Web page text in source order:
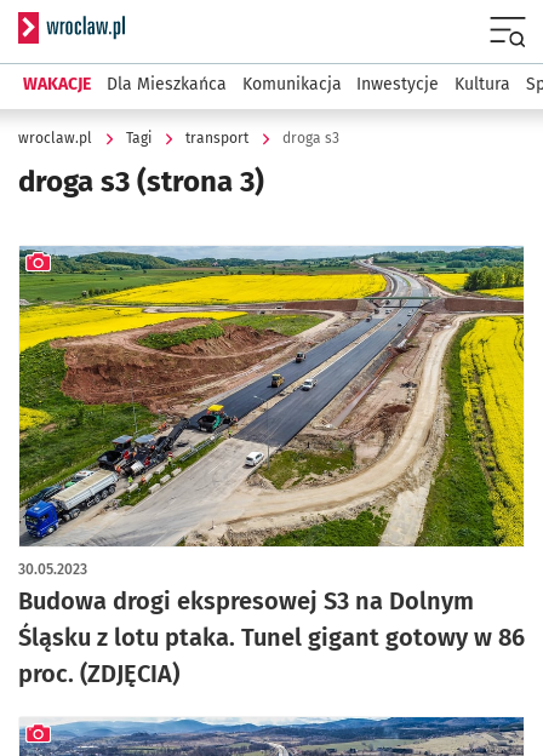
Serwis informacyjny wroclaw.pl
WAKACJE Dla Mieszkańca Komunikacja Inwestycje Kultura
wroclaw.pl Tagi transport droga s3
droga s3 (strona 3)
Budowa drogi ekspresowej S3 na Dolnym
Śląsku z lotu ptaka. Tunel gigant gotowy w 86
proc. (ZDJĘCIA)
30.05.2023
artykuł z galerią zdjęć